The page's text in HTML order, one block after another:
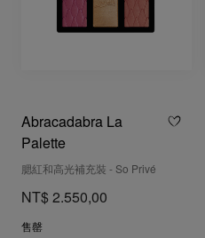
Abracadabra La
Palette
腮紅和高光補充裝 - So Privé
NT$ 2.550,00
售罄